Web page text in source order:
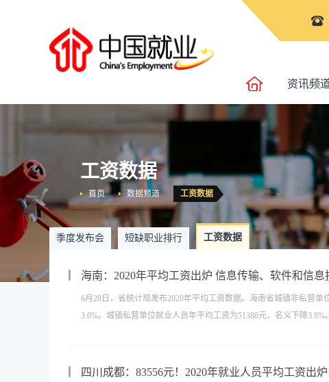
资讯频
工资数据
工资数据
数据频道
首页
季度发布会 短缺职业排行 工资数据
海南：2020年平均工资出炉 信息传输、软件和信
6月28日，省统计局发布2020年平均工资数据。海南省城镇非私营
3.0%。城镇私营单位就业人员年平均工资为51388元，名义下降
四川成都：83556元！2020年就业人员平均工资出炉